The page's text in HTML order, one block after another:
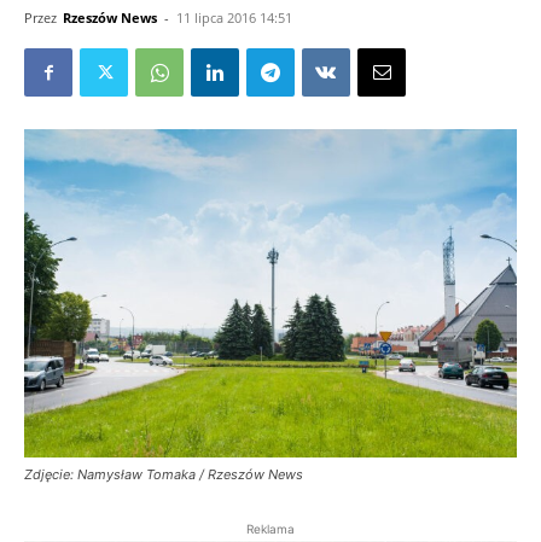
Przez Rzeszów News - 11 lipca 2016 14:51
Zdjęcie: Namysław Tomaka / Rzeszów News
Reklama